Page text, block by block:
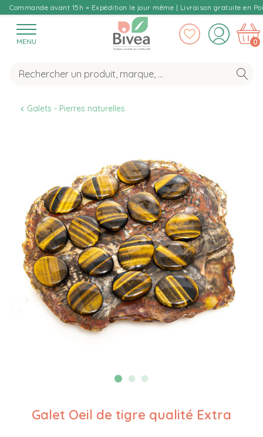
Commande avant 15h = Expédition le jour même | Livraison gratuite en
MENU 0
Galets - Pierres naturelles
Galet Oeil de tigre qualité Extra